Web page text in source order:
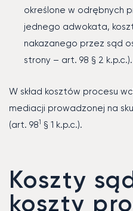
określone w odrębnych
jednego adwokata,
nakazanego przez sąd
strony – art. 98 § 2 k.p.c.).
W skład kosztów procesu
mediacji prowadzonej na
(art. 981 § 1 k.p.c.).
Koszty
koszty